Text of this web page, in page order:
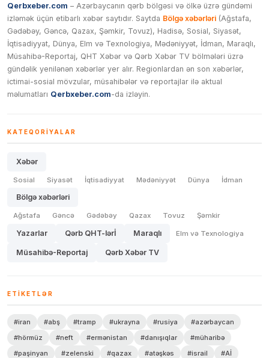
Qerbxeber.com – Azərbaycanın qərb bölgəsi və ölkə üzrə gündəmi
izləmək üçün etibarlı xəbər saytıdır. Saytda Bölgə xəbərləri (Ağstafa,
Gədəbəy, Gəncə, Qazax, Şəmkir, Tovuz), Hadisə, Sosial, Siyasət,
İqtisadiyyat, Dünya, Elm və Texnologiya, Mədəniyyət, İdman, Maraqlı,
Müsahibə-Reportaj, QHT Xəbər və Qərb Xəbər TV bölmələri üzrə
gündəlik yenilənən xəbərlər yer alır. Regionlardan ən son xəbərlər,
ictimai-sosial mövzular, müsahibələr və reportajlar ilə aktual
məlumatları Qerbxeber.com-da izləyin.
KATEQORIYALAR
Xəbər
Sosial Siyasət İqtisadiyyat Mədəniyyət Dünya İdman
Bölgə xəbərləri
Ağstafa Gəncə Gədəbəy Qazax Tovuz Şəmkir
Yazarlar Qərb QHT-lərİ Maraqlı Elm və Texnologiya
Müsahibə-Reportaj Qərb Xəbər TV
ETIKETLƏR
#iran #abş #tramp #ukrayna #rusiya
#azərbaycan
#hörmüz
#neft #ermənistan #danışıqlar
#müharibə
#paşinyan
#zelenski #qazax #atəşkəs #israil
#Aİ